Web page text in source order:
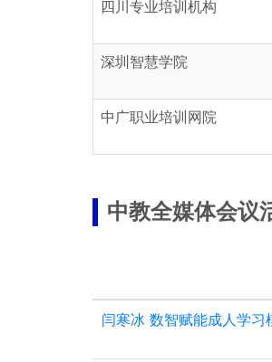
四川专业培训机构
深圳智慧学院
中广职业培训网院
中教全媒体会议
闫寒冰 数智赋能成人学习